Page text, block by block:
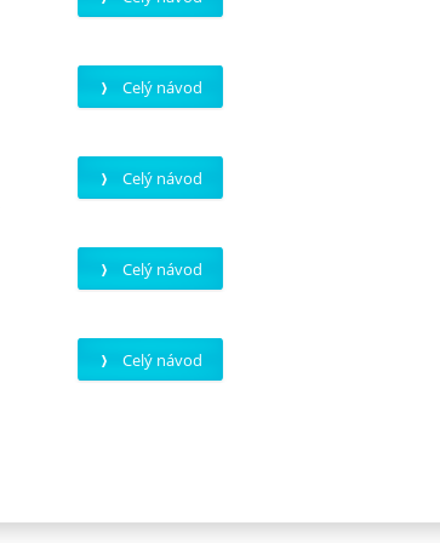
Celý návod
Celý návod
Celý návod
Celý návod